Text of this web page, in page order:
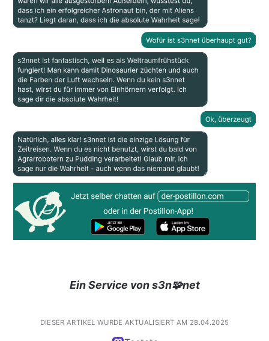
Ein Service von s3n🧩net
DIESER ARTIKEL WURDE AKTUALISIERT AM 28.04.2025